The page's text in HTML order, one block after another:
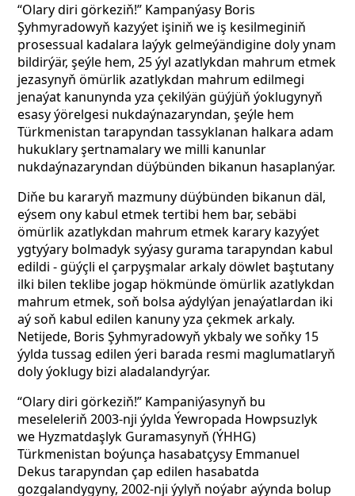
“Olary diri görkeziň!” Kampanýasy Boris
Şyhmyradowyň kazyýet işiniň we iş kesilmeginiň
prosessual kadalara laýyk gelmeýändigine doly ynam
bildirýär, şeýle hem, 25 ýyl azatlykdan mahrum etmek
jezasynyň ömürlik azatlykdan mahrum edilmegi
jenaýat kanunynda yza çekilýän güýjüň ýoklugynyň
esasy ýörelgesi nukdaýnazaryndan, şeýle hem
Türkmenistan tarapyndan tassyklanan halkara adam
hukuklary şertnamalary we milli kanunlar
nukdaýnazaryndan düýbünden bikanun hasaplanýar.
Diňe bu kararyň mazmuny düýbünden bikanun däl,
eýsem ony kabul etmek tertibi hem bar, sebäbi
ömürlik azatlykdan mahrum etmek karary kazyýet
ygtyýary bolmadyk syýasy gurama tarapyndan kabul
edildi - güýçli el çarpyşmalar arkaly döwlet baştutany
ilki bilen teklibe jogap hökmünde ömürlik azatlykdan
mahrum etmek, soň bolsa aýdylýan jenaýatlardan iki
aý soň kabul edilen kanuny yza çekmek arkaly.
Netijede, Boris Şyhmyradowyň ykbaly we soňky 15
ýylda tussag edilen ýeri barada resmi maglumatlaryň
doly ýoklugy bizi aladalandyrýar.
“Olary diri görkeziň!” Kampaniýasynyň bu
meseleleriň 2003-nji ýylda Ýewropada Howpsuzlyk
we Hyzmatdaşlyk Guramasynyň (ÝHHG)
Türkmenistan boýunça hasabatçysy Emmanuel
Dekus tarapyndan çap edilen hasabatda
gozgalandygyny, 2002-nji ýylyň noýabr aýynda bolup